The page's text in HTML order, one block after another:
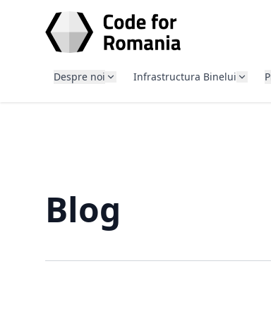
Despre noi Infrastructura Binelui
Blog